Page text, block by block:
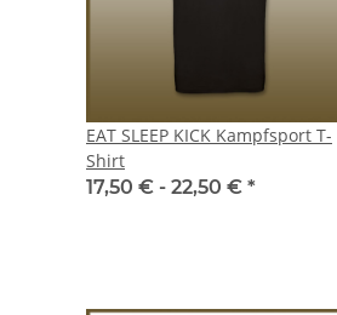
EAT SLEEP KICK Kampfsport T-
Shirt
17,50 € - 22,50 € *